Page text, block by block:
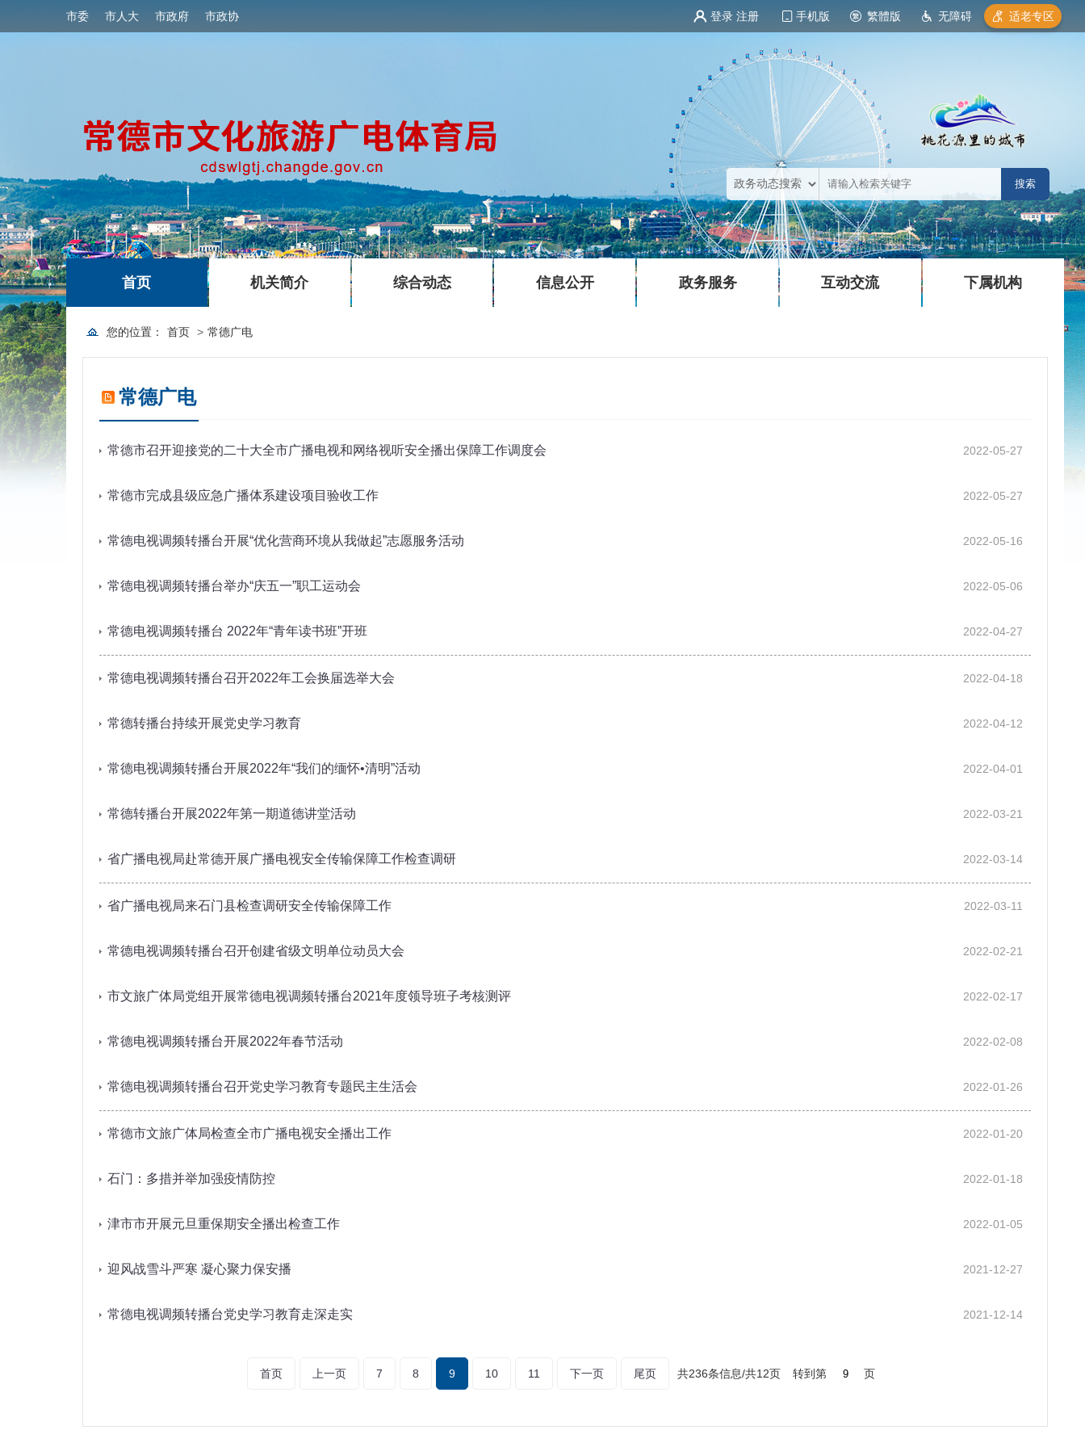
市委 市人大 市政府 市政协 登录 注册 手机版 繁體版 无障碍 适老专区
首页
|
机关简介
|
综合动态 信息公开 政务服务
|
互动交流
|
下属机构
您的位置： 首页 > 常德广电
常德广电
2022-05-27
常德市召开迎接党的二十大全市广播电视和网络视听安全播出保障工作调度会
2022-05-27
常德市完成县级应急广播体系建设项目验收工作
2022-05-16
常德电视调频转播台开展“优化营商环境从我做起”志愿服务活动
2022-05-06
常德电视调频转播台举办“庆五一”职工运动会
2022-04-27
常德电视调频转播台 2022年“青年读书班”开班
2022-04-18
常德电视调频转播台召开2022年工会换届选举大会
2022-04-12
常德转播台持续开展党史学习教育
2022-04-01
常德电视调频转播台开展2022年“我们的缅怀•清明”活动
2022-03-21
常德转播台开展2022年第一期道德讲堂活动
2022-03-14
省广播电视局赴常德开展广播电视安全传输保障工作检查调研
2022-03-11
省广播电视局来石门县检查调研安全传输保障工作
2022-02-21
常德电视调频转播台召开创建省级文明单位动员大会
2022-02-17
市文旅广体局党组开展常德电视调频转播台2021年度领导班子考核测评
2022-02-08
常德电视调频转播台开展2022年春节活动
2022-01-26
常德电视调频转播台召开党史学习教育专题民主生活会
2022-01-20
常德市文旅广体局检查全市广播电视安全播出工作
2022-01-18
石门：多措并举加强疫情防控
2022-01-05
津市市开展元旦重保期安全播出检查工作
2021-12-27
迎风战雪斗严寒 凝心聚力保安播
2021-12-14
常德电视调频转播台党史学习教育走深走实
首页 上一页 7 8 9 10 11 下一页 尾页 共236条信息/共12页 转到第 页